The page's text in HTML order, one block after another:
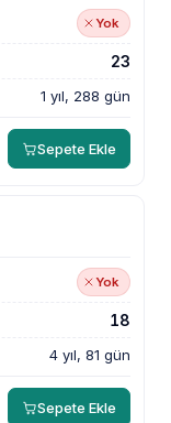
Yok
1 yıl, 288 gün
23
Sepete Ekle
Yok
4 yıl, 81 gün
18
Sepete Ekle